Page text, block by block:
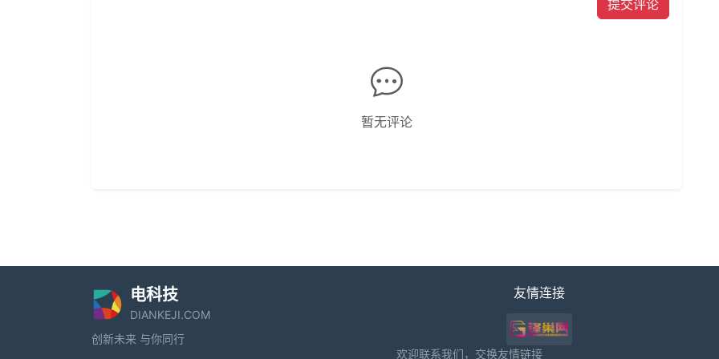
提交评论
暂无评论
电科技
DIANKEJI.COM
创新未来 与你同行
友情连接
欢迎联系我们，交换友情链接